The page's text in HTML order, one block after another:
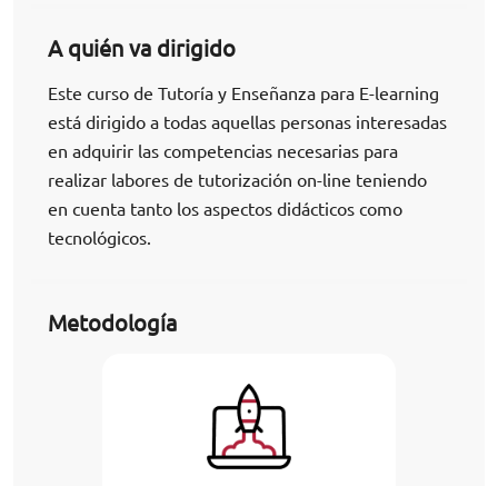
A quién va dirigido
Este curso de Tutoría y Enseñanza para E-learning
está dirigido a todas aquellas personas interesadas
en adquirir las competencias necesarias para
realizar labores de tutorización on-line teniendo
en cuenta tanto los aspectos didácticos como
tecnológicos.
Metodología